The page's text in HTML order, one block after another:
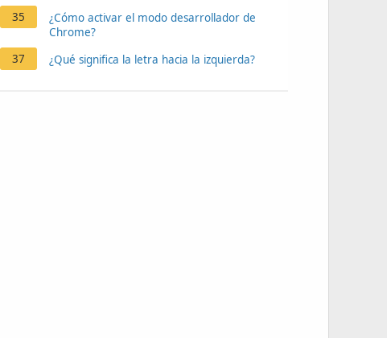
35
¿Cómo activar el modo desarrollador de
Chrome?
37
¿Qué significa la letra hacia la izquierda?